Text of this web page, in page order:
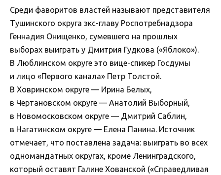
Среди фаворитов властей называют представителя
Тушинского округа экс-главу Роспотребнадзора
Геннадия Онищенко, сумевшего на прошлых
выборах выиграть у Дмитрия Гудкова («Яблоко»).
В Люблинском округе это вице-спикер Госдумы
и лицо «Первого канала» Петр Толстой.
В Ховринском округе — Ирина Белых,
в Чертановском округе — Анатолий Выборный,
в Новомосковском округе — Дмитрий Саблин,
в Нагатинском округе — Елена Панина. Источник
отмечает, что поставлена задача: выиграть во всех
одномандатных округах, кроме Ленинградского,
который оставят Галине Хованской («Справедливая